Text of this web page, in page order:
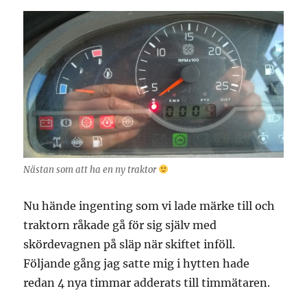
Nästan som att ha en ny traktor
Nu hände ingenting som vi lade märke till och
traktorn råkade gå för sig själv med
skördevagnen på släp när skiftet inföll.
Följande gång jag satte mig i hytten hade
redan 4 nya timmar adderats till timmätaren.